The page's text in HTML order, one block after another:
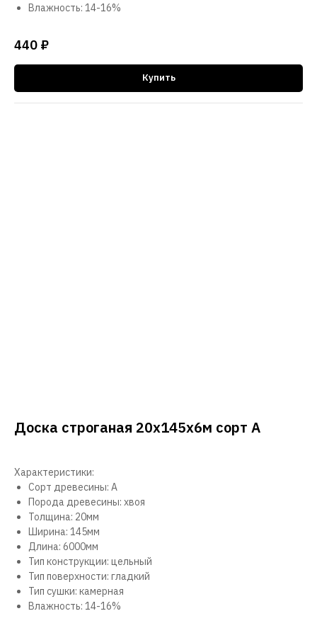
Влажность: 14-16%
440 ₽
Купить
Доска строганая 20х145х6м сорт А
Характеристики:
Сорт древесины: А
Порода древесины: хвоя
Толщина: 20мм
Ширина: 145мм
Длина: 6000мм
Тип конструкции: цельный
Тип поверхности: гладкий
Тип сушки: камерная
Влажность: 14-16%